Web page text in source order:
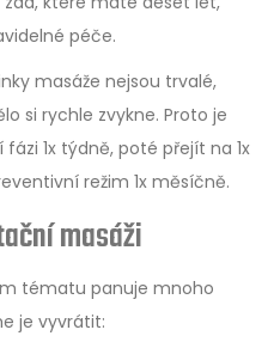
péče.
masáže nejsou trvalé,
si rychle zvykne. Proto je
1x týdně, poté přejít na 1x
režim 1x měsíčně.
masáži
tématu panuje mnoho
je vyvrátit: